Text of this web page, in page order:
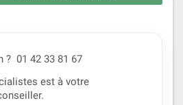
? 01 42 33 81 67
est à votre